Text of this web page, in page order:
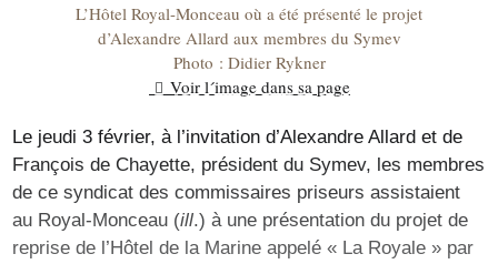
L’Hôtel Royal-Monceau où a été présenté le projet
d’Alexandre Allard aux membres du Symev
Photo : Didier Rykner
Voir l´image dans sa page
Le jeudi 3 février, à l’invitation d’Alexandre Allard et de
François de Chayette, président du Symev, les membres
de ce syndicat des commissaires priseurs assistaient
au Royal-Monceau (ill.) à une présentation du projet de
reprise de l’Hôtel de la Marine appelé « La Royale » par